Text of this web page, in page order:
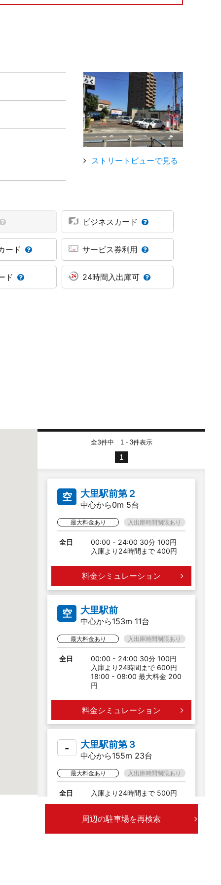
ストリートビューで見る
ビジネスカード
ード サービス券利用
ド 24時間入出庫可
全3件中 1 - 3件表示
1
空 大里駅前第２
中心から0m 5台
最大料金あり 入出庫時間制限あり
全日
00:00 - 24:00 30分 100円
入庫より24時間まで 400円
料金シミュレーション
空 大里駅前
中心から153m 11台
最大料金あり 入出庫時間制限あり
全日
00:00 - 24:00 30分 100円
入庫より24時間まで 600円
18:00 - 08:00 最大料金 200
円
料金シミュレーション
- 大里駅前第３
中心から155m 23台
最大料金あり 入出庫時間制限あり
全日
入庫より24時間まで 500円
料金シミュレーション
周辺の駐車場を再検索